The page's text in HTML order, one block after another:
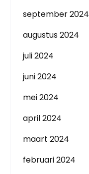
september 2024
augustus 2024
juli 2024
juni 2024
mei 2024
april 2024
maart 2024
februari 2024